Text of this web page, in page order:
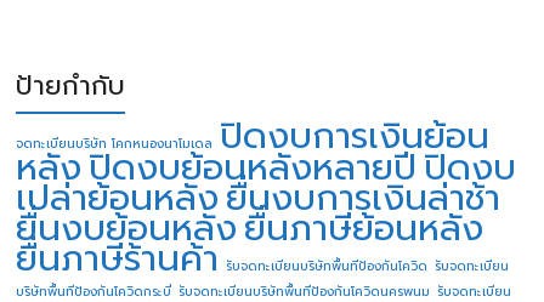
ป้ายกำกับ
จดทะเบียนบริษัท โคกหนองนาโมเดล ปิดงบการเงินย้อน
หลังปิดงบย้อนหลังหลายปี ปิดงบ
เปล่าย้อนหลังยื่นงบการเงินล่าช้า
ยื่นงบย้อนหลังยื่นภาษีย้อนหลัง
ยื่นภาษีร้านค้า รับจดทะเบียนบริษัทพื้นทีป้องกันโควิด รับจดทะเบียน
บริษัทพื้นทีป้องกันโควิดกระบี่ รับจดทะเบียนบริษัทพื้นทีป้องกันโควิดนครพนม รับจดทะเบียน